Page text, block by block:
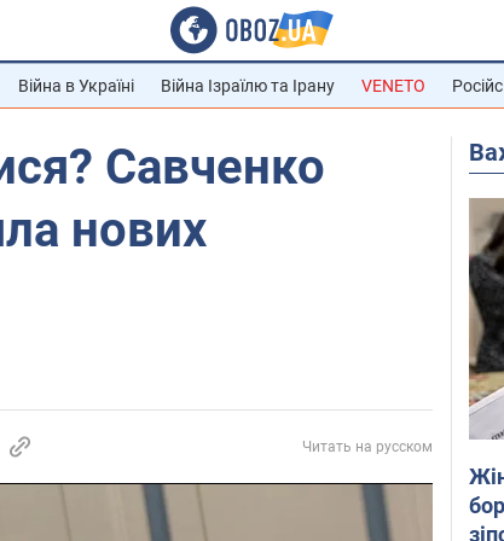
Війна в Україні Війна Ізраїлю та Ірану VENETO
Савченко
нових
Читать на русском